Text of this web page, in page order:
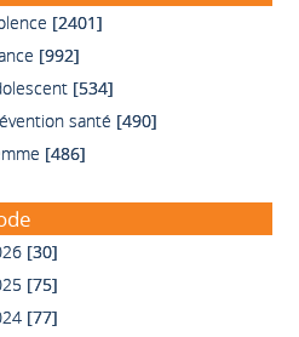
[2401]
[992]
[534]
santésanté [490]
[486]
[30]
[75]
[77]